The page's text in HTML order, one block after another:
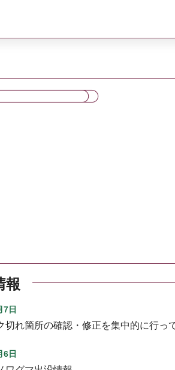
報
7日
切れ箇所の確認・修正を集中的に行っ
6日